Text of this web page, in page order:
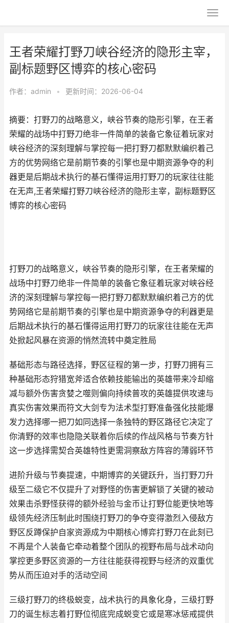
王者荣耀打野刀峡谷经济的隐形主宰，
副标题野区博弈的核心密码
作者： admin • 更新时间：2026-06-04
摘要：打野刀的战略意义，峡谷节奏的隐形引擎，在王者
荣耀的战场中打野刀绝非一件简单的装备它象征着玩家对
峡谷经济的深刻理解与掌控每一把打野刀都默默编织着己
方的优势网络它是前期节奏的引擎也是中期资源争夺的利
器更是后期战术执行的基石懂得运用打野刀的玩家往往能
在无声,王者荣耀打野刀峡谷经济的隐形主宰，副标题野区
博弈的核心密码
打野刀的战略意义，峡谷节奏的隐形引擎，在王者荣耀的
战场中打野刀绝非一件简单的装备它象征着玩家对峡谷经
济的深刻理解与掌控每一把打野刀都默默编织着己方的优
势网络它是前期节奏的引擎也是中期资源争夺的利器更是
后期战术执行的基石懂得运用打野刀的玩家往往能在无声
处掀起风暴在资源的悄然流转中奠定胜局
基础形态与路径选择，野区征程的第一步，打野刀拥有三
种基础形态狩猎宽斧适合依赖技能输出的英雄带来冷却缩
减与额外伤害贪婪之噬则偏向持续普攻的英雄提供攻速与
真实伤害效果而符文大剑专为法术型打野准备强化技能爆
发力选择哪一把刀如同选择一条独特的野区路径它决定了
你清野的效率也隐隐关联着你后续的作战风格与节奏方针
这一步选择需契合英雄特性更需洞察敌方阵容的薄弱环节
进阶升级与节奏提速，中期博弈的关键跃升，当打野刀升
级至二级它不仅提升了对野怪的伤害更解锁了关键的被动
效果击杀野怪获得的额外经验与金币让打野位能更快地等
级领先经济压制此时围绕打野刀的争夺变得激烈入侵敌方
野区反蹲保护自家资源成为中期核心博弈打野刀在此刻已
不再是个人装备它牵动着整个团队的视野布局与战术动向
掌控更多野区资源的一方往往能获得视野与经济的双重优
势从而压迫对手的活动空间
三级打野刀的终极蜕变，战术执行的具象化身，三级打野
刀的诞生标志着打野位彻底完成蜕变它或是寒冰惩戒提供